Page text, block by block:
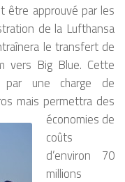
être approuvé par les
de la Lufthansa
le transfert de
vers Big Blue. Cette
une charge de
mais permettra des
économies de
coûts
d’environ 70
millions